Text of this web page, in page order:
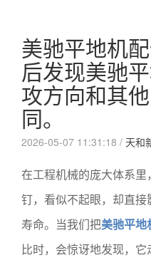
美驰平地机
后发现美驰
攻方向和其
同。
2026-05-07 11:31:18 / 天和
在工程机械的庞大体系
钉，看似不起眼，却直
寿命。当我们把美驰平地
比时，会惊讶地发现，